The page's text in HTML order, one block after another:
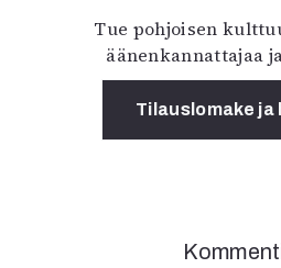
Tue pohjoisen
äänenkannattajaa
Tilauslomake